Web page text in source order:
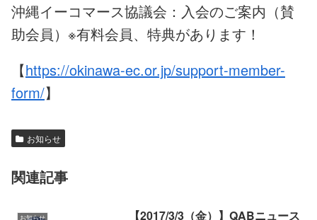
沖縄イーコマース協議会：入会のご案内（賛
助会員）※有料会員、特典があります！
【https://okinawa-ec.or.jp/support-member-
form/】
お知らせ
関連記事
お知らせ 【2017/3/3（金）】QABニュース